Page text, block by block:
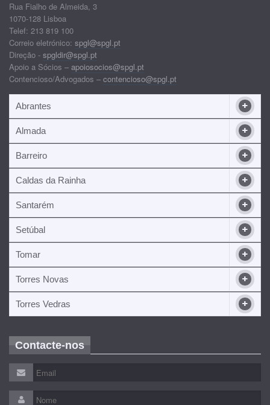
Rua Fialho de Almeida, 3
1070-128 Lisboa
Telef: 213 819 100
Correio eletrónico: spgl@spgl.pt
Direção - spgldir@spgl.pt
Apoio a Sócios – apoiosocios@spgl.pt
Contencioso/Advogados – contencioso@spgl.pt
Abrantes
Almada
Barreiro
Caldas da Rainha
Santarém
Setúbal
Tomar
Torres Novas
Torres Vedras
Contacte-nos